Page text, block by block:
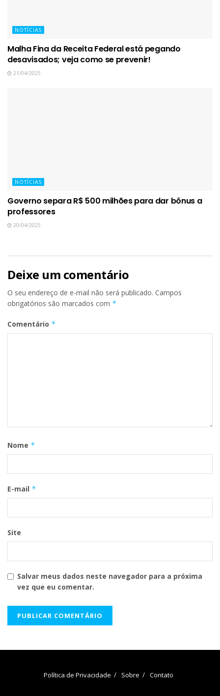
NOTÍCIAS
Malha Fina da Receita Federal está pegando
desavisados; veja como se prevenir!
21/04/2025
NOTÍCIAS
Governo separa R$ 500 milhões para dar bônus a
professores
20/04/2025
Deixe um comentário
O seu endereço de e-mail não será publicado. Campos
obrigatórios são marcados com *
Comentário *
Nome *
E-mail *
Site
Salvar meus dados neste navegador para a próxima
vez que eu comentar.
Política de Privacidade Sobre Contato